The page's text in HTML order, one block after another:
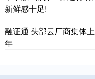
新鲜感十足!
融证通 头部云厂商集体
年